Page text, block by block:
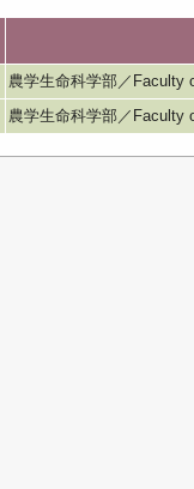
農学生命科学部／Faculty
農学生命科学部／Faculty